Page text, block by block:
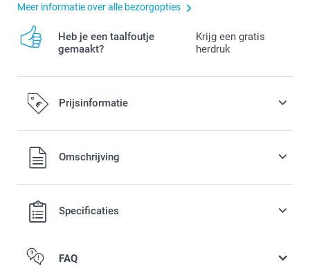
Meer informatie over alle bezorgopties
Heb je een taalfoutje
gemaakt?
Krijg een gratis
herdruk
Prijsinformatie
Alle prijzen zijn in EURO (€) inclusief BTW en exclusief
verzendkosten.Omschrijving
Specificaties
FAQ